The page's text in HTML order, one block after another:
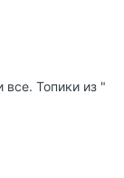
все. Топики из "